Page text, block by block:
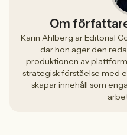
Om
Karin Ahlberg är Editorial
där hon äger den
produktionen av
strategisk förståelse med
skapar innehåll som